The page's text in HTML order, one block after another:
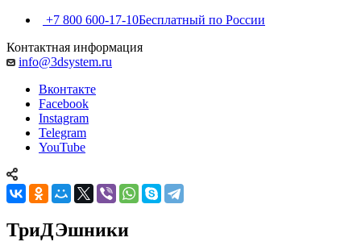
+7 800 600-17-10Бесплатный по России
Контактная информация
info@3dsystem.ru
Вконтакте
Facebook
Instagram
Telegram
YouTube
ТриДЭшники